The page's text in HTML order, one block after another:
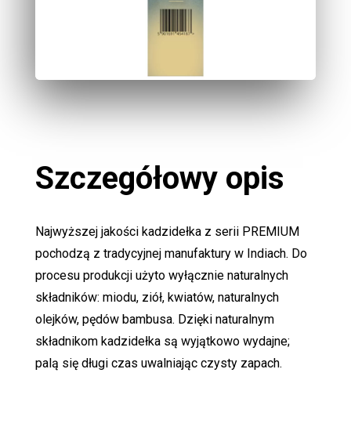
Szczegółowy opis
Najwyższej jakości kadzidełka z serii PREMIUM
pochodzą z tradycyjnej manufaktury w Indiach. Do
procesu produkcji użyto wyłącznie naturalnych
składników: miodu, ziół, kwiatów, naturalnych
olejków, pędów bambusa. Dzięki naturalnym
składnikom kadzidełka są wyjątkowo wydajne;
palą się długi czas uwalniając czysty zapach.